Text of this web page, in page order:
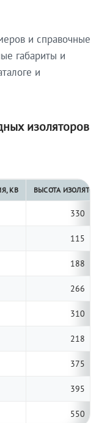
и справочные
габариты и
и
изоляторов
КВ ВЫСОТА ИЗОЛЯТОРА,
330
115
188
266
310
218
375
395
550